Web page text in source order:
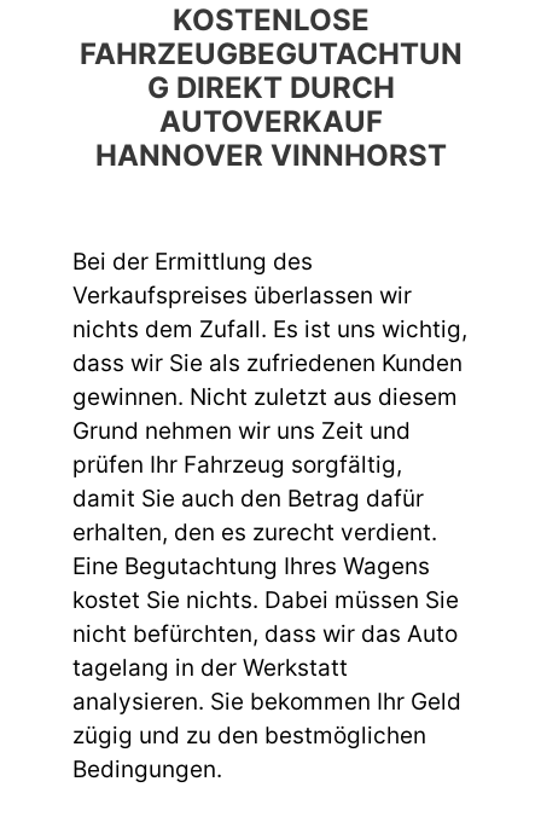
KOSTENLOSE
FAHRZEUGBEGUTACHTUN
G DIREKT DURCH
AUTOVERKAUF
HANNOVER VINNHORST
Bei der Ermittlung des
Verkaufspreises überlassen wir
nichts dem Zufall. Es ist uns wichtig,
dass wir Sie als zufriedenen Kunden
gewinnen. Nicht zuletzt aus diesem
Grund nehmen wir uns Zeit und
prüfen Ihr Fahrzeug sorgfältig,
damit Sie auch den Betrag dafür
erhalten, den es zurecht verdient.
Eine Begutachtung Ihres Wagens
kostet Sie nichts. Dabei müssen Sie
nicht befürchten, dass wir das Auto
tagelang in der Werkstatt
analysieren. Sie bekommen Ihr Geld
zügig und zu den bestmöglichen
Bedingungen.